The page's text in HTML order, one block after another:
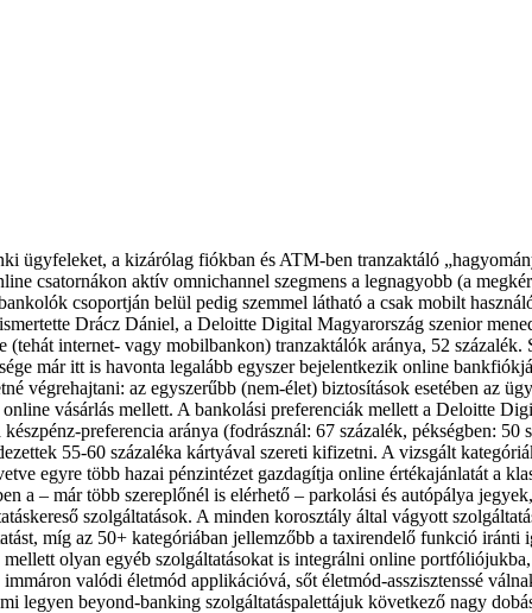
ügyfeleket, a kizárólag fiókban és ATM-ben tranzaktáló
csatornákon aktív omnichannel szegmens a legnagyobb (a
csoportján belül pedig szemmel látható a csak mobilt
Drácz Dániel, a Deloitte Digital Magyarország szenior
internet- vagy mobilbankon) tranzaktálók aránya, 52
már itt is havonta legalább egyszer bejelentkezik online
végrehajtani: az egyszerűbb (nem-élet) biztosítások esetében az
vásárlás mellett. A bankolási preferenciák mellett a Deloitte
preferencia aránya (fodrásznál: 67 százalék, pékségben:
55-60 százaléka kártyával szereti kifizetni. A vizsgált
egyre több hazai pénzintézet gazdagítja online értékajánlatát a
a – már több szereplőnél is elérhető – parkolási és autópálya
szolgáltatások. A minden korosztály által vágyott
míg az 50+ kategóriában jellemzőbb a taxirendelő funkció iránti
olyan egyéb szolgáltatásokat is integrálni online
valódi életmód applikációvá, sőt életmód-asszisztenssé
legyen beyond-banking szolgáltatáspalettájuk következő nagy